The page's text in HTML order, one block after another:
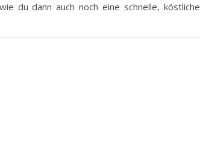
du dann auch noch eine schnelle, köstliche